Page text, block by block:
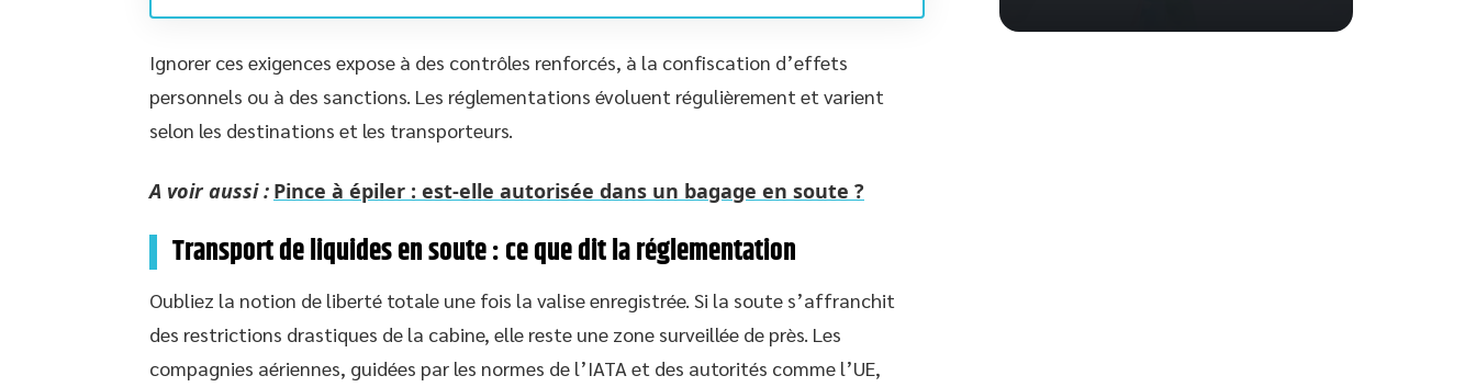
Ignorer ces exigences expose à des contrôles renforcés, à la confiscation d’effets
personnels ou à des sanctions. Les réglementations évoluent régulièrement et varient
selon les destinations et les transporteurs.
A voir aussi : Pince à épiler : est-elle autorisée dans un bagage en soute ?
Transport de liquides en soute : ce que dit la réglementation
Oubliez la notion de liberté totale une fois la valise enregistrée. Si la soute s’affranchit
des restrictions drastiques de la cabine, elle reste une zone surveillée de près. Les
compagnies aériennes, guidées par les normes de l’IATA et des autorités comme l’UE,